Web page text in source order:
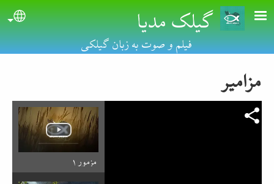
Skip to main contentگیلک مدیا
فیلم و صوت به زبان گیلکی
مزامیر
مزمور ۱